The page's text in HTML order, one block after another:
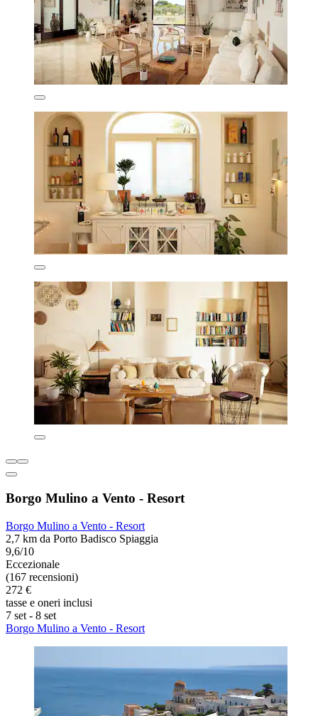
Borgo Mulino a Vento - Resort
Borgo Mulino a Vento - Resort
2,7 km da Porto Badisco Spiaggia
9,6/10
Eccezionale
(167 recensioni)
272 €
tasse e oneri inclusi
7 set - 8 set
Borgo Mulino a Vento - Resort